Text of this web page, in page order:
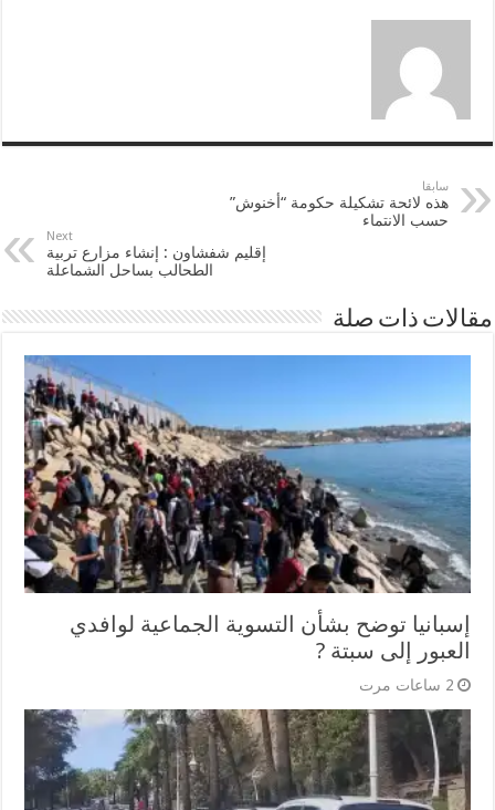
سابقا
هذه لائحة تشكيلة حكومة “أخنوش”
حسب الانتماء
Next
إقليم شفشاون : إنشاء مزارع تربية
الطحالب بساحل الشماعلة
مقالات ذات صلة
إسبانيا توضح بشأن التسوية الجماعية لوافدي
العبور إلى سبتة ?
2 ساعات مرت